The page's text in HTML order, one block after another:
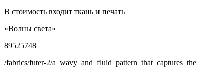
В стоимость входит ткань и печать
«Волны света»
89525748
/fabrics/futer-2/